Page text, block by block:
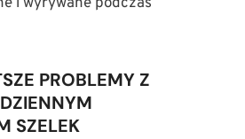
PROBLEMY Z
SZELEK